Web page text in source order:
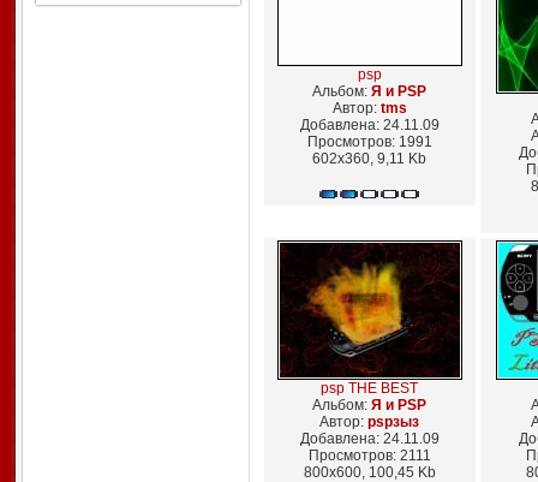
psp
Альбом: Я и PSP
Автор: tms
Добавлена: 24.11.09
Просмотров: 1991
602x360, 9,11 Kb
psp THE BEST
Альбом: Я и PSP
Автор: pspзыз
Добавлена: 24.11.09
Просмотров: 2111
800x600, 100,45 Kb